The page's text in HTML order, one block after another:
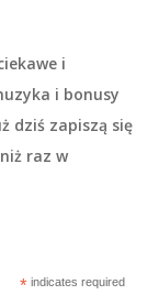
i
i bonusy
dziś zapiszą się
raz w
*indicates required